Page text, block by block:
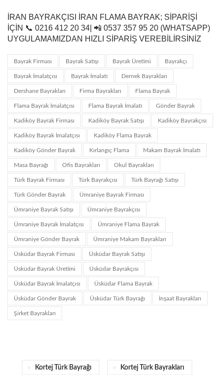
İRAN BAYRAKÇISI İRAN FLAMA BAYRAK; SIPARIŞI
IÇIN 📞 0216 412 20 34| 📲 0537 357 95 20 (WHATSAPP)
UYGULAMAMIZDAN HIZLI SIPARIŞ VEREBILIRSINIZ
Bayrak Firması Bayrak Satışı Bayrak Üretimi Bayrakçı
Bayrak İmalatçısı Bayrak İmalatı Dernek Bayrakları
Dershane Bayrakları Firma Bayrakları Flama Bayrak
Flama Bayrak İmalatçısı Flama Bayrak İmalatı Gönder Bayrak
Kadiköy Bayrak Firması Kadiköy Bayrak Satışı Kadiköy Bayrakçısı
Kadiköy Bayrak İmalatçısı Kadiköy Flama Bayrak
Kadiköy Gönder Bayrak Kırlangıç Flama Makam Bayrak İmalatı
Masa Bayrağı Ofis Bayrakları Okul Bayrakları
Türk Bayrak Firması Türk Bayrakçısı Türk Bayrağı Satışı
Türk Gönder Bayrak Ümraniye Bayrak Firması
Ümraniye Bayrak Satışı Ümraniye Bayrakçısı
Ümraniye Bayrak İmalatçısı Ümraniye Flama Bayrak
Ümraniye Gönder Bayrak Ümraniye Makam Bayrakları
Üsküdar Bayrak Firması Üsküdar Bayrak Satışı
Üsküdar Bayrak Üretimi Üsküdar Bayrakçısı
Üsküdar Bayrak İmalatçısı Üsküdar Flama Bayrak
Üsküdar Gönder Bayrak Üsküdar Türk Bayrağı İnşaat Bayrakları
Şirket Bayrakları
Kortej Türk Bayrağı Kortej Türk Bayrakları